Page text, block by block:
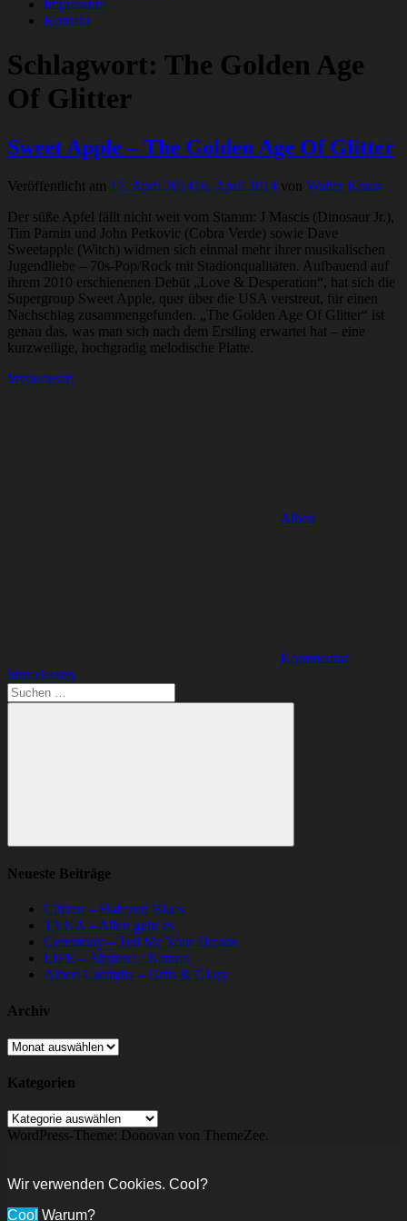
Impressum
Kontakt
Schlagwort: The Golden Age
Of Glitter
Sweet Apple – The Golden Age Of Glitter
Veröffentlicht am 17. April 201416. April 2014 von Walter Kraus
Der süße Apfel fällt nicht weit vom Stamm: J Mascis (Dinosaur Jr.),
Tim Parnin und John Petkovic (Cobra Verde) sowie Dave
Sweetapple (Witch) widmen sich einmal mehr ihrer musikalischen
Jugendliebe – 70s-Pop/Rock mit Stadionqualitäten. Aufbauend auf
ihrem 2010 erschienenen Debüt „Love & Desperation“, hat sich die
Supergroup Sweet Apple, quer über die USA verstreut, für einen
Nachschlag zusammengefunden. „The Golden Age Of Glitter“ ist
genau das, was man sich nach dem Erstling erwartet hat – eine
kurzweilige, hochgradig melodische Platte.
Weiterlesen
Alben
Kommentar
hinterlassen
Suchen
nach:
Suchen
Neueste Beiträge
Citizen – Halcyon Blues
TYNA – Allen geht es
Ceremony – Tell Me Your Dream
LIFE – Abstract / Natural
Albert Castiglia – Grits & Glory
Archiv
Archiv
Kategorien
Kategorien
WordPress-Theme: Donovan von ThemeZee.
Wir verwenden Cookies. Cool?
Cool Warum?